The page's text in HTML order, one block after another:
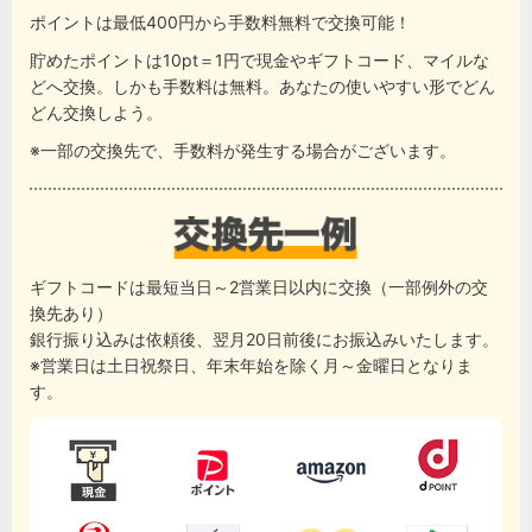
ポイントは最低400円から手数料無料で交換可能！
貯めたポイントは10pt＝1円で現金やギフトコード、マイルな
どへ交換。しかも手数料は無料。あなたの使いやすい形でどん
どん交換しよう。
※一部の交換先で、手数料が発生する場合がございます。
ギフトコードは最短当日～2営業日以内に交換（一部例外の交
換先あり）
銀行振り込みは依頼後、翌月20日前後にお振込みいたします。
※営業日は土日祝祭日、年末年始を除く月～金曜日となりま
す。